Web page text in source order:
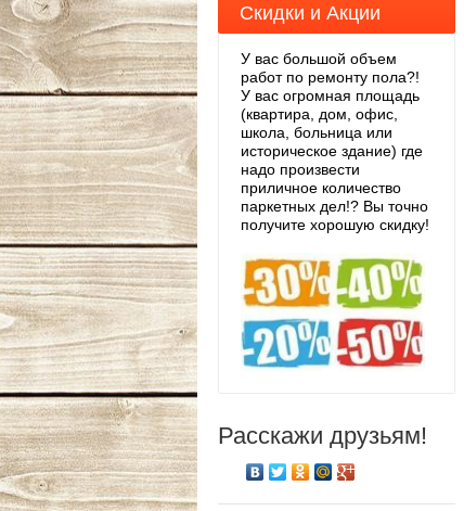
Скидки и Акции
У вас большой объем
работ по ремонту пола?!
У вас огромная площадь
(квартира, дом, офис,
школа, больница или
историческое здание) где
надо произвести
приличное количество
паркетных дел!? Вы точно
получите хорошую скидку!
Расскажи друзьям!